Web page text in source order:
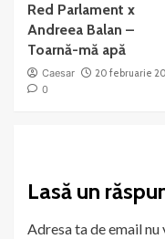
Red Parlament x
Andreea Balan –
Toarnă-mă apă
Caesar
20 februarie
0
Lasă un
Adresa ta de email